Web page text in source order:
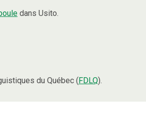
dans Usito.
du Québec (FDLQ).